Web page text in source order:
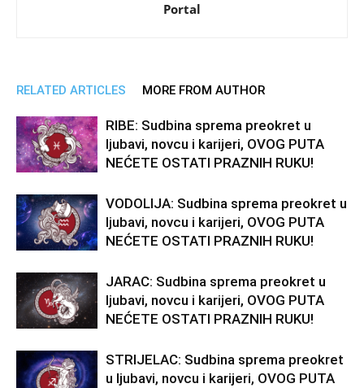
Portal
RELATED ARTICLES MORE FROM AUTHOR
RIBE: Sudbina sprema preokret u
ljubavi, novcu i karijeri, OVOG PUTA
NEĆETE OSTATI PRAZNIH RUKU!
VODOLIJA: Sudbina sprema preokret u
ljubavi, novcu i karijeri, OVOG PUTA
NEĆETE OSTATI PRAZNIH RUKU!
JARAC: Sudbina sprema preokret u
ljubavi, novcu i karijeri, OVOG PUTA
NEĆETE OSTATI PRAZNIH RUKU!
STRIJELAC: Sudbina sprema preokret
u ljubavi, novcu i karijeri, OVOG PUTA